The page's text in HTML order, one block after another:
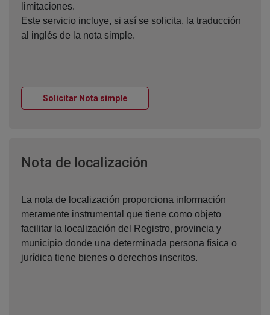
limitaciones.
Este servicio incluye, si así se solicita, la traducción
al inglés de la nota simple.
Solicitar Nota simpleVentana nueva
Nota de localización
La nota de localización proporciona información
meramente instrumental que tiene como objeto
facilitar la localización del Registro, provincia y
municipio donde una determinada persona física o
jurídica tiene bienes o derechos inscritos.